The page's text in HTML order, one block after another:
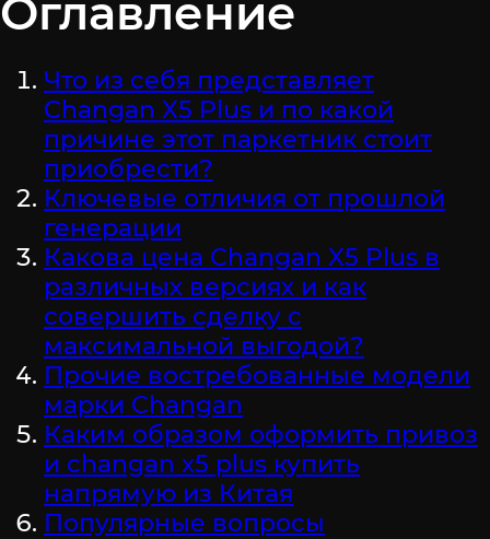
Оглавление
Что из себя представляет
Changan X5 Plus и по какой
причине этот паркетник стоит
приобрести?
Ключевые отличия от прошлой
генерации
Какова цена Changan X5 Plus в
различных версиях и как
совершить сделку с
максимальной выгодой?
Прочие востребованные модели
марки Changan
Каким образом оформить привоз
и changan x5 plus купить
напрямую из Китая
Популярные вопросы